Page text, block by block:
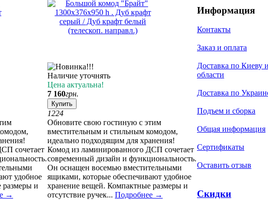
сочетает
удобное
размеры и
→
Наличие уточнять
Цена актуальна!
7 160грн.
Купить
1224
Обновите свою гостиную с этим
вместительным и стильным комодом,
идеально подходящим для хранения!
Комод из ламинированного ДСП сочетает
современный дизайн и функциональность.
Он оснащен восемью вместительными
ящиками, которые обеспечивают удобное
хранение вещей. Компактные размеры и
отсутствие ручек... Подробнее →
Информация
Контакты
Заказ и оплата
Доставка по Киеву
области
Доставка по
Подъем и сборка
Общая информация
Сертификаты
Оставить отзыв
Скидки